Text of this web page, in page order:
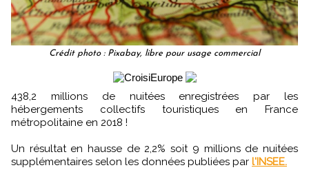
Crédit photo : Pixabay, libre pour usage commercial
438,2 millions de nuitées enregistrées par les
hébergements collectifs touristiques en France
métropolitaine en 2018 !
Un résultat en hausse de 2,2% soit 9 millions de nuitées
supplémentaires selon les données publiées par l'INSEE.